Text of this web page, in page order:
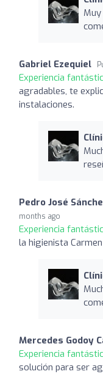
Gabriel Ezequiel
Experiencia
agradables, te
instalaciones.
Pedro José
months ago
Experiencia
la higienista
Mercedes Godoy
Experiencia
solución para ser